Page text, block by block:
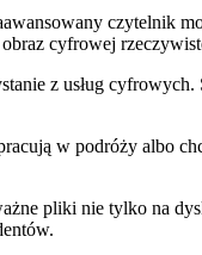
czytelnik
cyfrowej
z usług
w podróży albo
pliki nie tylko na